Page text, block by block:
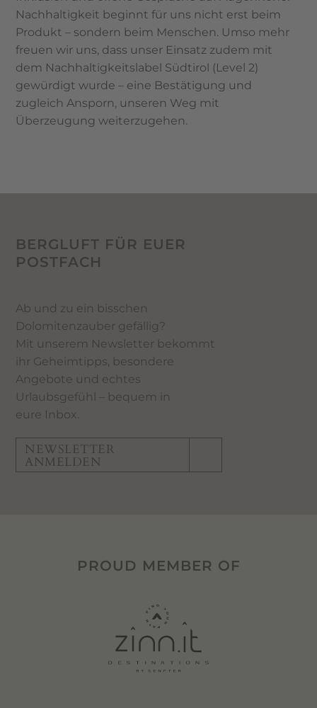
Nachhaltigkeit beginnt für uns nicht erst beim
Produkt – sondern beim Menschen. Umso mehr
freuen wir uns, dass unser Einsatz zudem mit
dem Nachhaltigkeitslabel Südtirol (Level 2)
gewürdigt wurde – eine Bestätigung und
zugleich Ansporn, unseren Weg mit
Überzeugung weiterzugehen.
BERGLUFT FÜR EUER
POSTFACH
Ab und zu ein bisschen
Dolomitenzauber gefällig?
Mit unserem Newsletter bekommt
ihr Geheimtipps, besondere
Angebote und echtes
Urlaubsgefühl – bequem in
eure Inbox.
NEWSLETTER
ANMELDEN
PROUD MEMBER OF